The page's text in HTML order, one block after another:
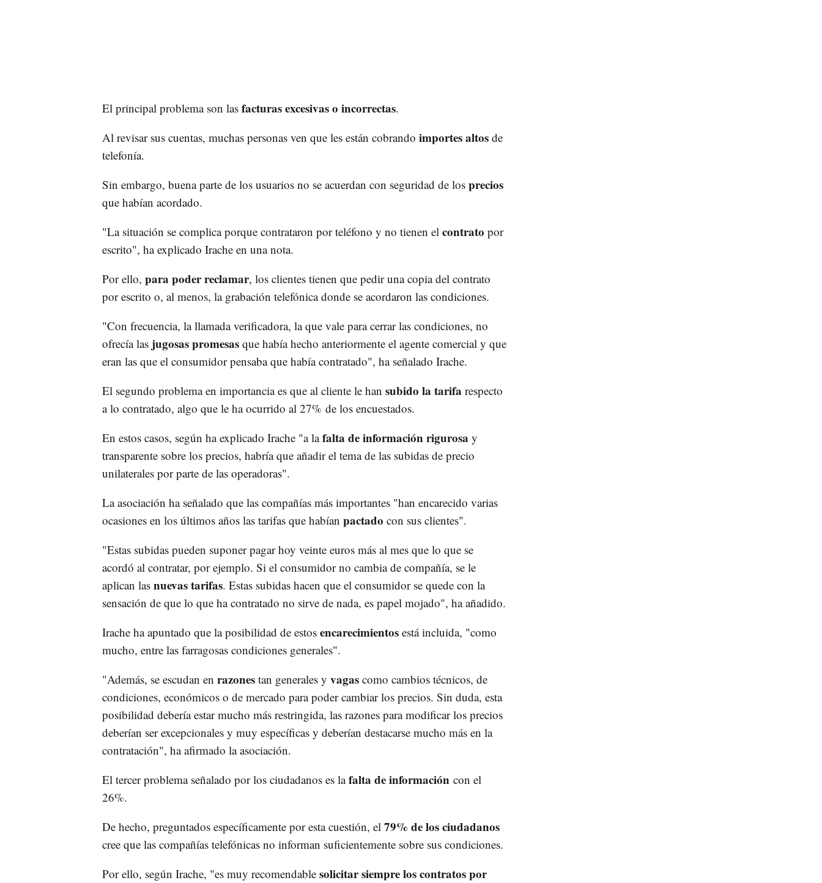
El principal problema son lasfacturas excesivas o incorrectas.
Al revisar sus cuentas, muchas personas ven que les están cobrando importes altos de
telefonía.
Sin embargo, buena parte de los usuarios no se acuerdan con seguridad de los precios
que habían acordado.
"La situación se complica porque contrataron por teléfono y no tienen el contrato por
escrito", ha explicado Irache en una nota.
Por ello, para poder reclamar, los clientes tienen que pedir una copia del contrato
por escrito o, al menos, la grabación telefónica donde se acordaron las condiciones.
"Con frecuencia, la llamada verificadora, la que vale para cerrar las condiciones, no
ofrecía lasjugosas promesas que había hecho anteriormente el agente comercial y que
eran las que el consumidor pensaba que había contratado", ha señalado Irache.
El segundo problema en importancia es que al cliente le han subido la tarifa respecto
a lo contratado, algo que le ha ocurrido al 27% de los encuestados.
En estos casos, según ha explicado Irache "a lafalta de información rigurosa y
transparente sobre los precios, habría que añadir el tema de las subidas de precio
unilaterales por parte de las operadoras".
La asociación ha señalado que las compañías más importantes "han encarecido varias
ocasiones en los últimos años las tarifas que habían pactado con sus clientes".
"Estas subidas pueden suponer pagar hoy veinte euros más al mes que lo que se
acordó al contratar, por ejemplo. Si el consumidor no cambia de compañía, se le
aplican las nuevas tarifas. Estas subidas hacen que el consumidor se quede con la
sensación de que lo que ha contratado no sirve de nada, es papel mojado", ha añadido.
Irache ha apuntado que la posibilidad de estos encarecimientos está incluida, "como
mucho, entre las farragosas condiciones generales".
"Además, se escudan en razones tan generales y vagas como cambios técnicos, de
condiciones, económicos o de mercado para poder cambiar los precios. Sin duda, esta
posibilidad debería estar mucho más restringida, las razones para modificar los precios
deberían ser excepcionales y muy específicas y deberían destacarse mucho más en la
contratación", ha afirmado la asociación.
El tercer problema señalado por los ciudadanos es lafalta de información con el
26%.
De hecho, preguntados específicamente por esta cuestión, el 79% de los ciudadanos
cree que las compañías telefónicas no informan suficientemente sobre sus condiciones.
Por ello, según Irache, "es muy recomendable solicitar siempre los contratos por